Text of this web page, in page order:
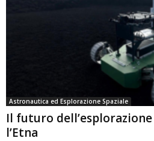
Astronautica ed Esplorazione Spaziale
Il futuro
l’Etna